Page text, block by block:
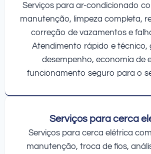
Serviços para ar-condicionado
manutenção, limpeza completa,
correção de vazamentos e
Atendimento rápido e técnico,
desempenho, economia de
funcionamento seguro para o
Serviços para cerca
Serviços para cerca elétrica
manutenção, troca de fios,